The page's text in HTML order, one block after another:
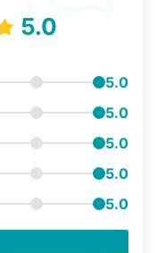
5.0
5.0
5.0
5.0
5.0
5.0